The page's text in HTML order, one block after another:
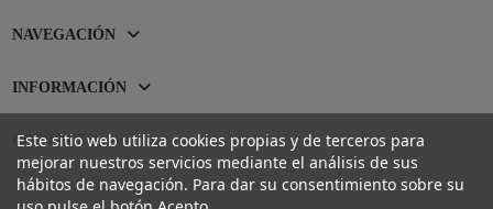
NAVEGACIÓN
INFORMACIÓN
CONTACTO
Este sitio web utiliza cookies propias y de terceros para
mejorar nuestros servicios mediante el análisis de sus
hábitos de navegación. Para dar su consentimiento sobre su